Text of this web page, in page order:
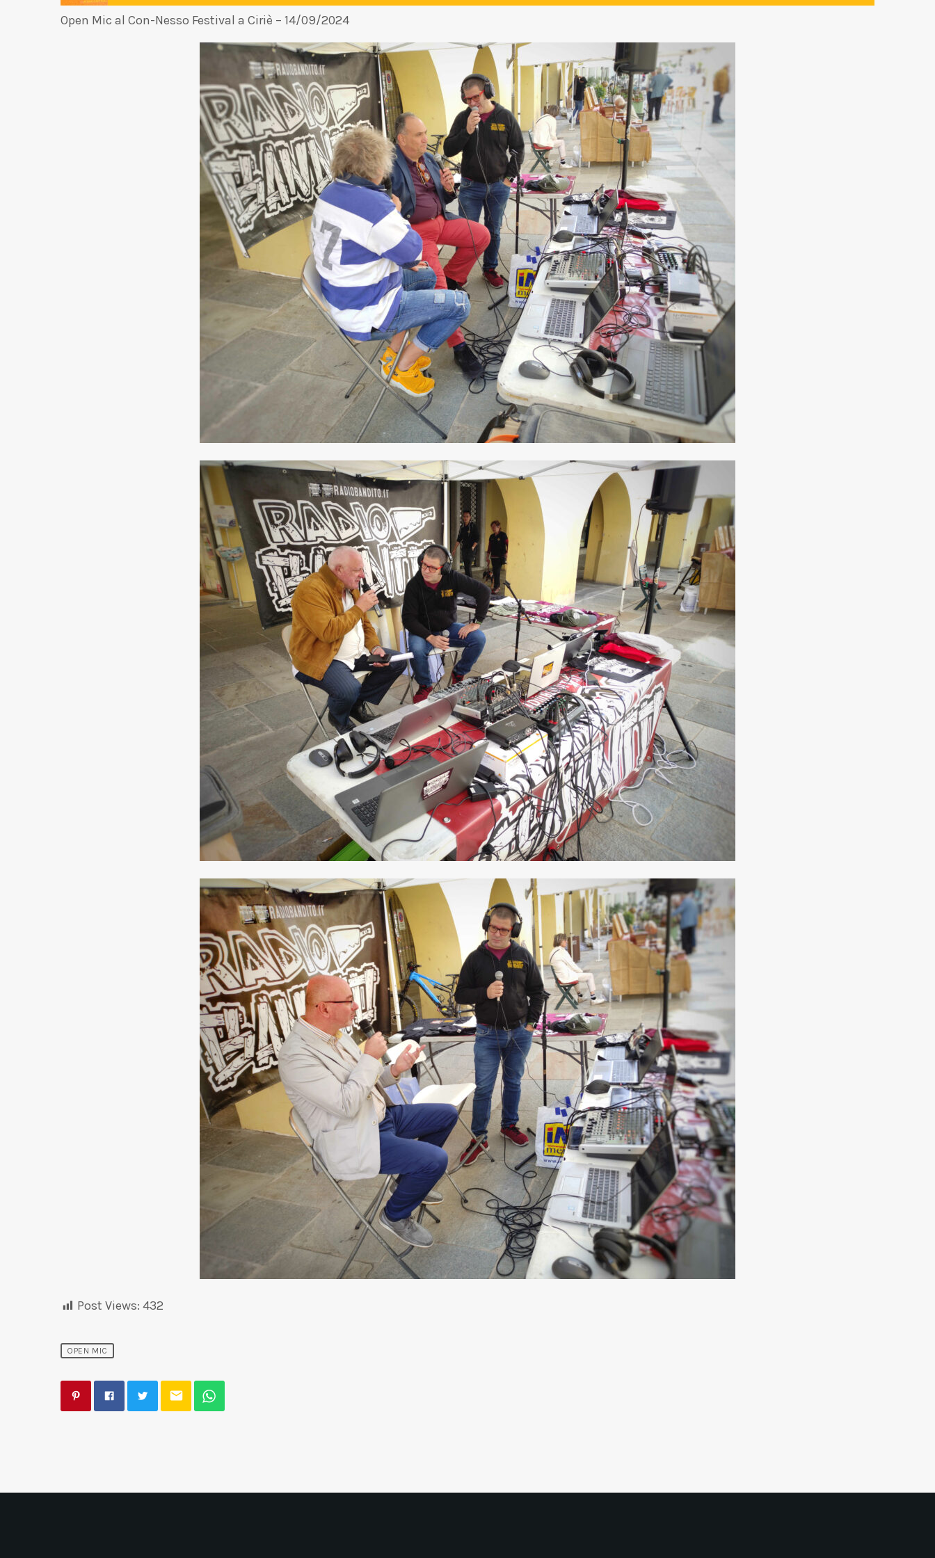
Open Mic al Con-Nesso Festival a Ciriè – 14/09/2024
Post Views: 432
OPEN MIC
email